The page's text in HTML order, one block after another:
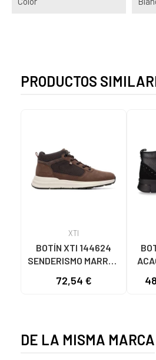
PRODUCTOS
XTI
BOTÍN XTI 144624
SENDERISMO MARRÓN
72,54 €
DE LA MISMA MARCA